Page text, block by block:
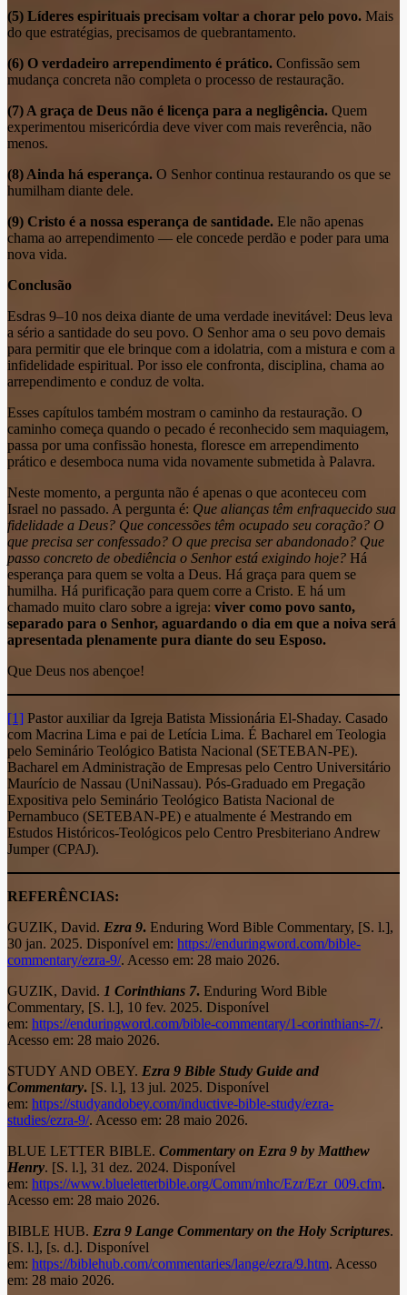
(5) Líderes espirituais precisam voltar a chorar pelo povo. Mais
do que estratégias, precisamos de quebrantamento.
(6) O verdadeiro arrependimento é prático. Confissão sem
mudança concreta não completa o processo de restauração.
(7) A graça de Deus não é licença para a negligência. Quem
experimentou misericórdia deve viver com mais reverência, não
menos.
(8) Ainda há esperança. O Senhor continua restaurando os que se
humilham diante dele.
(9) Cristo é a nossa esperança de santidade. Ele não apenas
chama ao arrependimento — ele concede perdão e poder para uma
nova vida.
Conclusão
Esdras 9–10 nos deixa diante de uma verdade inevitável: Deus leva
a sério a santidade do seu povo. O Senhor ama o seu povo demais
para permitir que ele brinque com a idolatria, com a mistura e com a
infidelidade espiritual. Por isso ele confronta, disciplina, chama ao
arrependimento e conduz de volta.
Esses capítulos também mostram o caminho da restauração. O
caminho começa quando o pecado é reconhecido sem maquiagem,
passa por uma confissão honesta, floresce em arrependimento
prático e desemboca numa vida novamente submetida à Palavra.
Neste momento, a pergunta não é apenas o que aconteceu com
Israel no passado. A pergunta é: Que alianças têm enfraquecido sua
fidelidade a Deus? Que concessões têm ocupado seu coração? O
que precisa ser confessado? O que precisa ser abandonado? Que
passo concreto de obediência o Senhor está exigindo hoje? Há
esperança para quem se volta a Deus. Há graça para quem se
humilha. Há purificação para quem corre a Cristo. E há um
chamado muito claro sobre a igreja: viver como povo santo,
separado para o Senhor, aguardando o dia em que a noiva será
apresentada plenamente pura diante do seu Esposo.
Que Deus nos abençoe!
[1] Pastor auxiliar da Igreja Batista Missionária El-Shaday. Casado
com Macrina Lima e pai de Letícia Lima. É Bacharel em Teologia
pelo Seminário Teológico Batista Nacional (SETEBAN-PE).
Bacharel em Administração de Empresas pelo Centro Universitário
Maurício de Nassau (UniNassau). Pós-Graduado em Pregação
Expositiva pelo Seminário Teológico Batista Nacional de
Pernambuco (SETEBAN-PE) e atualmente é Mestrando em
Estudos Históricos-Teológicos pelo Centro Presbiteriano Andrew
Jumper (CPAJ).
REFERÊNCIAS:
GUZIK, David. Ezra 9. Enduring Word Bible Commentary, [S. l.],
30 jan. 2025. Disponível em: https://enduringword.com/bible-
commentary/ezra-9/. Acesso em: 28 maio 2026.
GUZIK, David. 1 Corinthians 7. Enduring Word Bible
Commentary, [S. l.], 10 fev. 2025. Disponível
em: https://enduringword.com/bible-commentary/1-corinthians-7/.
Acesso em: 28 maio 2026.
STUDY AND OBEY. Ezra 9 Bible Study Guide and
Commentary. [S. l.], 13 jul. 2025. Disponível
em: https://studyandobey.com/inductive-bible-study/ezra-
studies/ezra-9/. Acesso em: 28 maio 2026.
BLUE LETTER BIBLE. Commentary on Ezra 9 by Matthew
Henry. [S. l.], 31 dez. 2024. Disponível
em: https://www.blueletterbible.org/Comm/mhc/Ezr/Ezr_009.cfm.
Acesso em: 28 maio 2026.
BIBLE HUB. Ezra 9 Lange Commentary on the Holy Scriptures.
[S. l.], [s. d.]. Disponível
em: https://biblehub.com/commentaries/lange/ezra/9.htm. Acesso
em: 28 maio 2026.